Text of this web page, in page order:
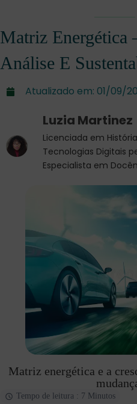
Matriz Energética
Análise E
Atualizado em: 01/09/
Luzia Martinez
Licenciada em
Tecnologias Digitais
Especialista em
Matriz energética e a
Tempo de leitura : 7 Minutos